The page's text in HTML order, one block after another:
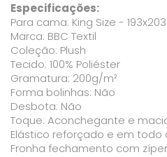
Especificações:
Para cama: King Size -
Marca: BBC Textil
Coleção: Plush
Tecido: 100% Poliéster
Gramatura: 200g/m²
Forma bolinhas: Não
Desbota: Não
Toque: Aconchegante e
Elástico reforçado e em todo
Fronha fechamento com zíper